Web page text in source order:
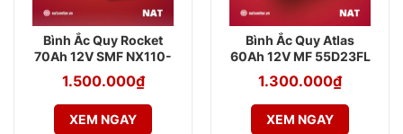
Bình Ắc Quy Rocket
70Ah 12V SMF NX110-
1.500.000₫
XEM NGAY
Bình Ắc Quy Atlas
60Ah 12V MF 55D23FL
1.300.000₫
XEM NGAY